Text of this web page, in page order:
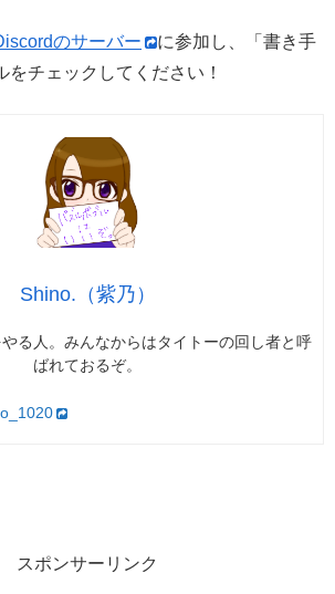
のサーバー
に参加し、「書き手
をチェックしてください！
Shino.（紫乃）
る人。みんなからはタイトーの回し者と呼
ばれておるぞ。
スポンサーリンク